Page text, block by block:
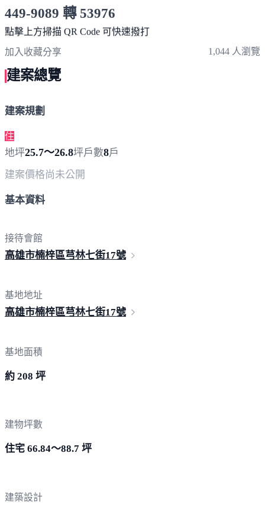
449-9089 轉 53976
服務時間 10:00～19:00
點擊上方掃描 QR Code 可快速撥打
加入收藏分享 1,044 人瀏覽
建案總覽
建案規劃
住
地坪25.7～26.8坪戶數8戶
建案價格尚未公開
基本資料
接待會館
高雄市楠梓區芎林七街17號
基地地址
高雄市楠梓區芎林七街17號
基地面積
約 208 坪
建物坪數
住宅 66.84～88.7 坪
建築設計